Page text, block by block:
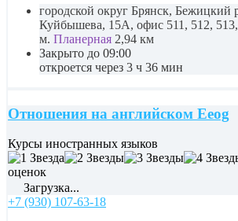
городской округ Брянск, Бежицкий
Куйбышева, 15А, офис 511, 512,
м. Планерная 2,94 км
Закрыто до 09:00
откроется через 3 ч 36 мин
Отношения на английском Eeog
Курсы иностранных языков
оценок
Загрузка...
+7 (930) 107-63-18